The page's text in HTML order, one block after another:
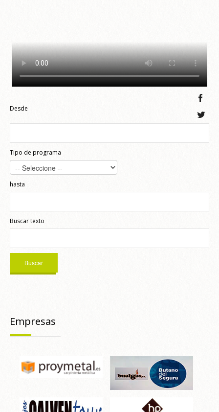
Desde
Tipo de programa
hasta
Buscar texto
Empresas